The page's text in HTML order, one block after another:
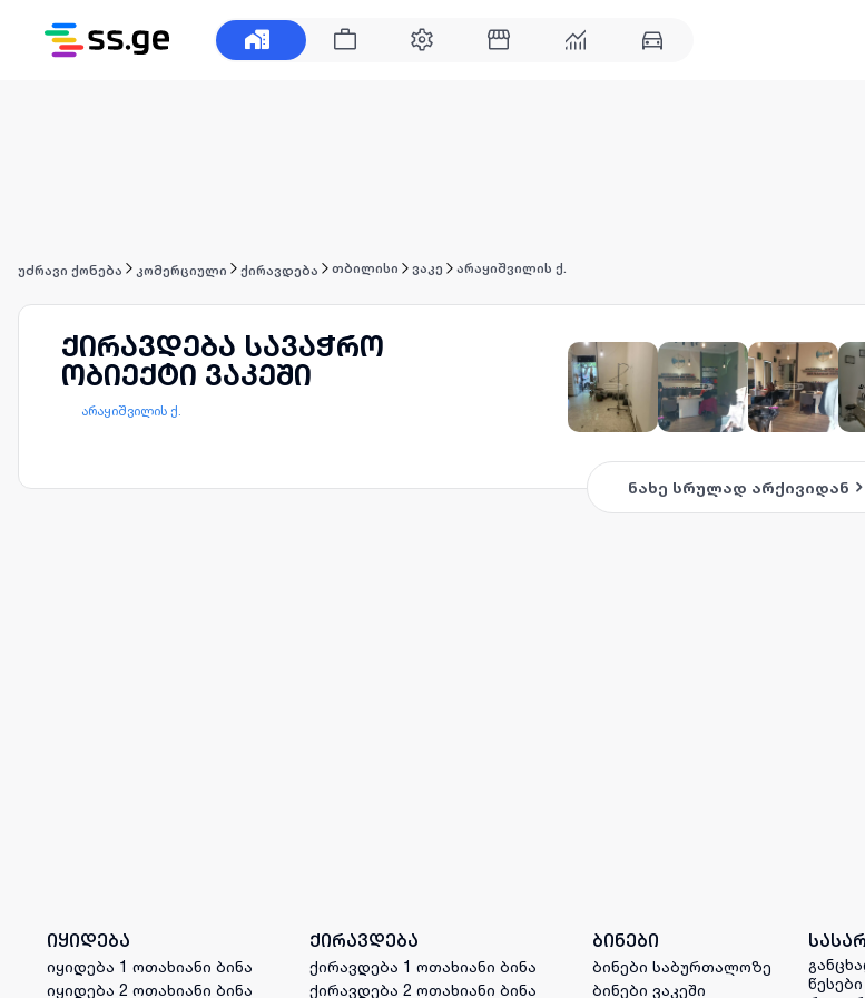
უძრავი ქონება კომერციული ქირავდება თბილისი ვაკე არაყიშვილის ქ.
ქირავდება სავაჭრო
ობიექტი ვაკეში
არაყიშვილის ქ.
ნახე სრულად არქივიდან
იყიდება
იყიდება 1 ოთახიანი ბინა
იყიდება 2 ოთახიანი ბინა
ქირავდება
ქირავდება 1 ოთახიანი ბინა
ქირავდება 2 ოთახიანი ბინა
ბინები
ბინები საბურთალოზე
ბინები ვაკეში
წესები